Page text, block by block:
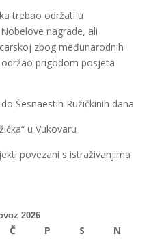
trebao održati u
nagrade, ali
zbog međunarodnih
prigodom posjeta
Šesnaestih Ružičkinih dana
u Vukovaru
povezani s istraživanjima
2026
Č P S
N